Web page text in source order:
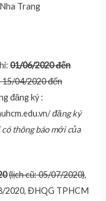
Trang
01/06/2020 đến
15/04/2020 đến
đăng ký :
đăng ký
thông báo mới của
(lịch cũ: 05/07/2020),
2020, ĐHQG TPHCM